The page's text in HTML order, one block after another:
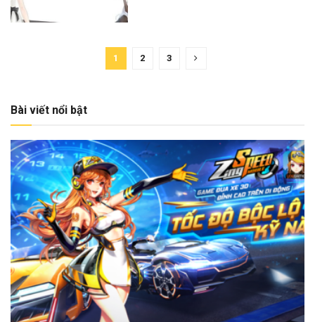
1 2 3
Bài viết nổi bật